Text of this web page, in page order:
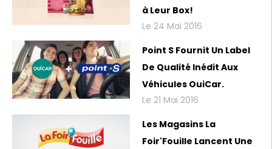
à Leur Box!
Le 24 Mai 2016
Point S Fournit Un Label
De Qualité Inédit Aux
Véhicules OuiCar.
Le 21 Mai 2016
Les Magasins La
Foir'Fouille Lancent Une